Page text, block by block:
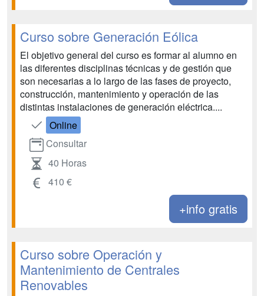
Curso sobre Generación Eólica
El objetivo general del curso es formar al alumno en
las diferentes disciplinas técnicas y de gestión que
son necesarias a lo largo de las fases de proyecto,
construcción, mantenimiento y operación de las
distintas instalaciones de generación eléctrica....
Online
Consultar
40 Horas
410 €
+info gratis
Curso sobre Operación y
Mantenimiento de Centrales
Renovables